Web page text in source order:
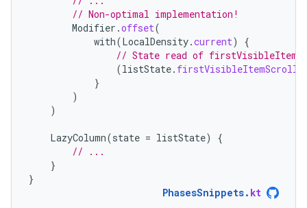
// Non-optimal implementation!
Modifier .offset(
with(LocalDensity.current)
{
// State read of
(listState.
}
)
)
LazyColumn(state = listState)
{
// ...
}
}
PhasesSnippets. kt